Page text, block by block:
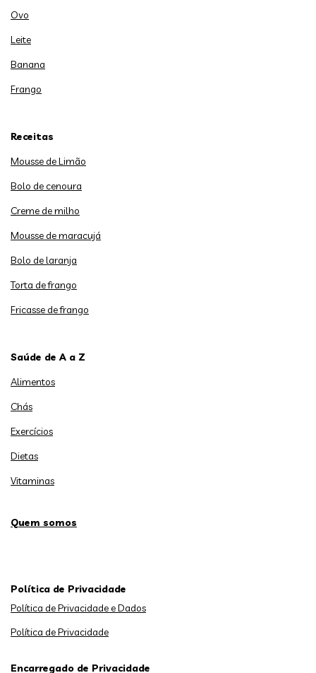
Ovo
Leite
Banana
Frango
Receitas
Mousse de Limão
Bolo de cenoura
Creme de milho
Mousse de maracujá
Bolo de laranja
Torta de frango
Fricasse de frango
Saúde de A a Z
Alimentos
Chás
Exercícios
Dietas
Vitaminas
Quem somos
Política de Privacidade
Política de Privacidade e Dados
Política de Privacidade
Encarregado de Privacidade